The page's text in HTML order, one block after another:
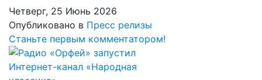
Четверг, 25 Июнь 2026
Опубликовано в Пресс релизы
Станьте первым комментатором!